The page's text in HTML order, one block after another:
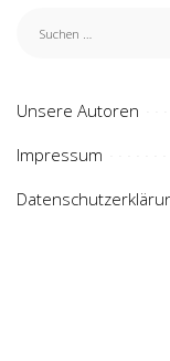
Unsere Autoren
Impressum